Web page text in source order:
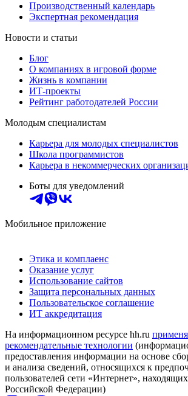
Производственный календарь
Экспертная рекомендация
Новости и статьи
Блог
О компаниях в игровой форме
Жизнь в компании
ИТ-проекты
Рейтинг работодателей России
Молодым специалистам
Карьера для молодых специалистов
Школа программистов
Карьера в некоммерческих
Боты для уведомлений
Мобильное приложение
Этика и комплаенс
Оказание услуг
Использование сайтов
Защита персональных данных
Пользовательское соглашение
ИТ аккредитация
На информационном ресурсе hh.ru
рекомендательные технологии
предоставления информации на основе
и анализа сведений, относящихся к
пользователей сети «Интернет»,
Российской Федерации)